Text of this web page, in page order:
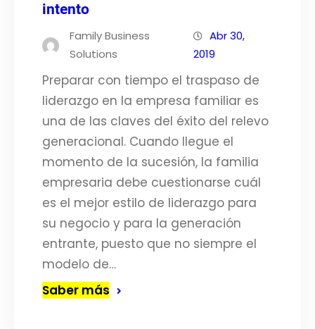
intento
Family Business
Solutions
Abr 30,
2019
Preparar con tiempo el traspaso de
liderazgo en la empresa familiar es
una de las claves del éxito del relevo
generacional. Cuando llegue el
momento de la sucesión, la familia
empresaria debe cuestionarse cuál
es el mejor estilo de liderazgo para
su negocio y para la generación
entrante, puesto que no siempre el
modelo de…
Saber más